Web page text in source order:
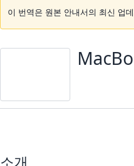
이 번역은 원본 안내서의 최신 업
소개